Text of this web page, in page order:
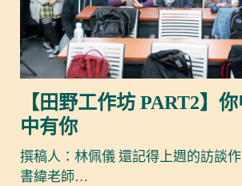
【田野工作坊 PART2】
中有你
撰稿人：林佩儀 還記得上週的訪談
書緯老師…